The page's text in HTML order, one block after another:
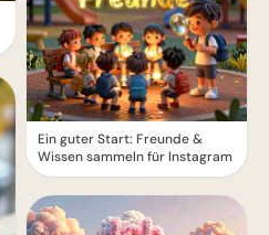
Ein guter Start: Freunde &
Wissen sammeln für Instagram